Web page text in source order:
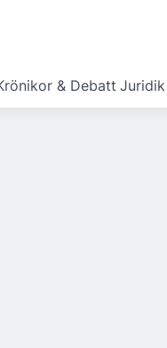
& Debatt Juridik